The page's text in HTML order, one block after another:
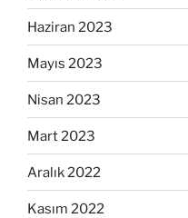
Haziran 2023
Mayıs 2023
Nisan 2023
Mart 2023
Aralık 2022
Kasım 2022